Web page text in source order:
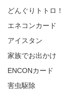
どんぐりトトロ！
エネコンカード
アイスタン
家族でお出かけ
ENCONカード
害虫駆除